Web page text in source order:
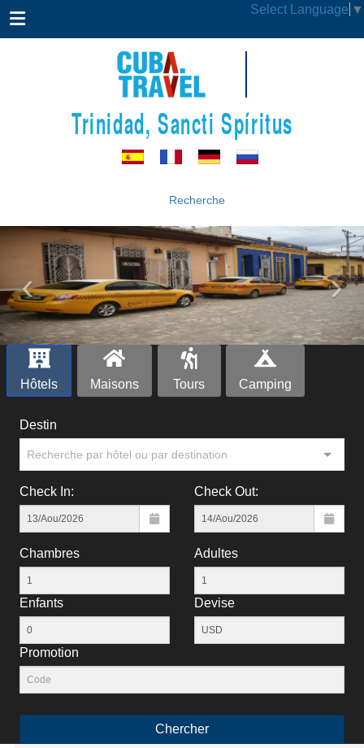
Select Language ▼
Trinidad, Sancti Spíritus
Recherche
‹ ›
Hôtels Maisons Tours Camping
Destin
Recherche par hôtel ou par destination
Check In: Check Out:
Chambres Adultes
Enfants Devise
Рromotion
Chercher